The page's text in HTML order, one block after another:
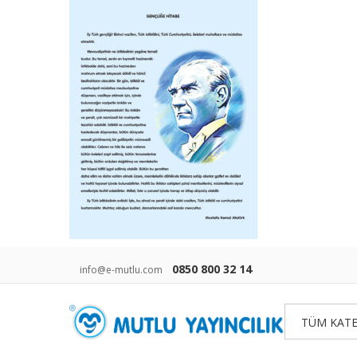
info@e-mutlu.com 0850 800 32 14
TÜM